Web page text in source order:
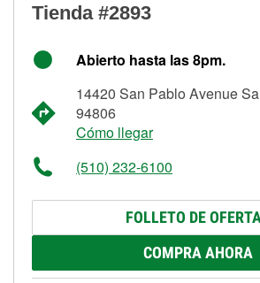
Tienda #2893
Abierto hasta las 8pm.
14420 San Pablo Avenue
94806
Cómo llegar
(510) 232-6100
FOLLETO DE
COMPRA AHORA